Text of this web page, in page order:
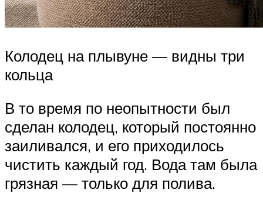
Колодец на плывуне — видны три
кольца
В то время по неопытности был
сделан колодец, который постоянно
заиливался, и его приходилось
чистить каждый год. Вода там была
грязная — только для полива.